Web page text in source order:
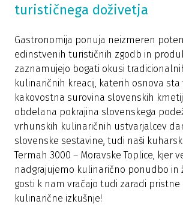
turističnega doživetja
Gastronomija ponuja neizmeren
edinstvenih turističnih zgodb in
zaznamujejo bogati okusi
kulinaričnih kreacij, katerih osnova sta
kakovostna surovina slovenskih
obdelana pokrajina slovenskega
vrhunskih kulinaričnih ustvarjalcev
slovenske sestavine, tudi naši
Termah 3000 – Moravske Toplice, kjer
nadgrajujemo kulinarično ponudbo in
gosti k nam vračajo tudi zaradi
kulinarične izkušnje!